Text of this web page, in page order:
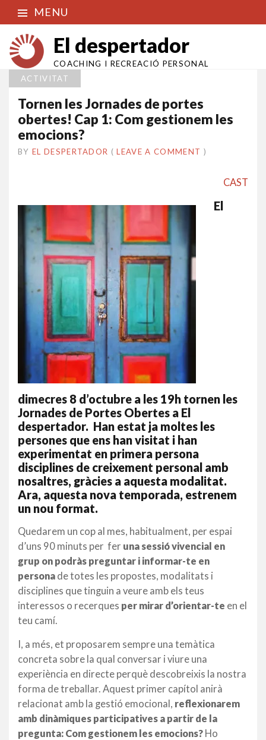
MENU
El despertador
COACHING I RECREACIÓ PERSONAL
ACTIVITAT
Tornen les Jornades de portes
obertes! Cap 1: Com gestionem les
emocions?
BY EL DESPERTADOR ON
28
•(LEAVE A COMMENT )
CAST
El
dimecres 8 d’octubre a les 19h tornen les
Jornades de Portes Obertes a El
despertador. Han estat ja moltes les
persones que ens han visitat i han
experimentat en primera persona
disciplines de creixement personal amb
nosaltres, gràcies a aquesta modalitat.
Ara, aquesta nova temporada, estrenem
un nou format.
Quedarem un cop al mes, habitualment, per espai
d’uns 90 minuts per fer una sessió vivencial en
grup on podràs preguntar i informar-te en
persona de totes les propostes, modalitats i
disciplines que tinguin a veure amb els teus
interessos o recerques per mirar d’orientar-te en el
teu camí.
I, a més, et proposarem sempre una temàtica
concreta sobre la qual conversar i viure una
experiència en directe perquè descobreixis la nostra
forma de treballar. Aquest primer capítol anirà
relacionat amb la gestió emocional, reflexionarem
amb dinàmiques participatives a partir de la
pregunta: Com gestionem les emocions? Ho